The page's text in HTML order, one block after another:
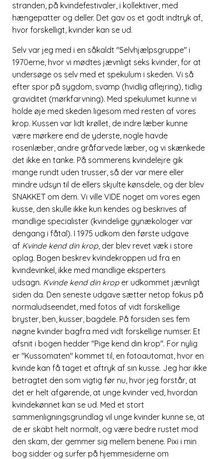
stranden, på kvindefestivaler, i kollektiver, med
hængepatter og deller. Det gav os et godt indtryk af,
hvor forskelligt, kvinder kan se ud.
Selv var jeg med i en såkaldt Selvhjælpsgruppe i
1970erne, hvor vi mødtes jævnligt seks kvinder, for at
undersøge os selv med et spekulum i skeden. Vi så
efter spor på sygdom, svamp (hvidlig aflejring), tidlig
graviditet (mørkfarvning). Med spekulumet kunne vi
holde øje med skeden ligesom med resten af vores
krop. Kussen var lidt krøllet, de indre læber kunne
være mørkere end de yderste, nogle havde
rosenlæber, andre gråfarvede læber, og vi skænkede
det ikke en tanke. På sommerens kvindelejre gik
mange rundt uden trusser, så der var mere eller
mindre udsyn til de ellers skjulte kønsdele, og der blev
SNAKKET om dem. Vi ville VIDE noget om vores egen
kusse, den skulle ikke kun kendes og beskrives af
mandlige specialister (kvindelige gynækologer var
dengang i fåtal). I 1975 udkom den første udgave
af Kvinde kend din krop, der blev revet væk i store
oplag. Bogen beskrev kvindekroppen ud fra en
kvindevinkel, ikke med mandlige eksperters
udsagn. Kvinde kend din krop er udkommet jævnligt
siden da. Den seneste udgave sætter netop fokus på
normaludseendet, med fotos af vidt forskellige
bryster, ben, kusser, bagdele. På forsiden ses fem
nøgne kvinder bagfra med vidt forskellige numser. Et
afsnit i bogen hedder Pige kend din krop . For nylig
er Kussomaten kommet til, en fotoautomat, hvor en
kvinde kan få taget et aftryk af sin kusse. Jeg har ikke
betragtet den som vigtig før nu, hvor jeg forstår, at
det er helt afgørende, at unge kvinder ved, hvordan
kvindekønnet kan se ud. Med et stort
sammenligningsgrundlag vil unge kvinder kunne se, at
de er skabt helt normalt, og være bedre rustet mod
den skam, der gemmer sig mellem benene. Pixi i min
bog sidder og surfer på hjemmesiderne om